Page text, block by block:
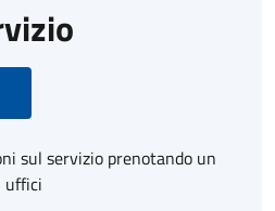
sul servizio prenotando un
uffici